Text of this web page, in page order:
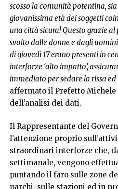
scosso la comunità potentina,
giovanissima età dei soggetti
una città sicura! Questo grazie
svolto dalle donne e dagli
di giovedì 17 erano presenti in
interforze ‘alto impatto’,
immediato per sedare la rissa
affermato il Prefetto Michele
dell’analisi dei dati.
Il Rappresentante del
l’attenzione proprio
straordinari interforze che,
settimanale, vengono
puntando il faro sulle zone
parchi, sulle stazioni ed in